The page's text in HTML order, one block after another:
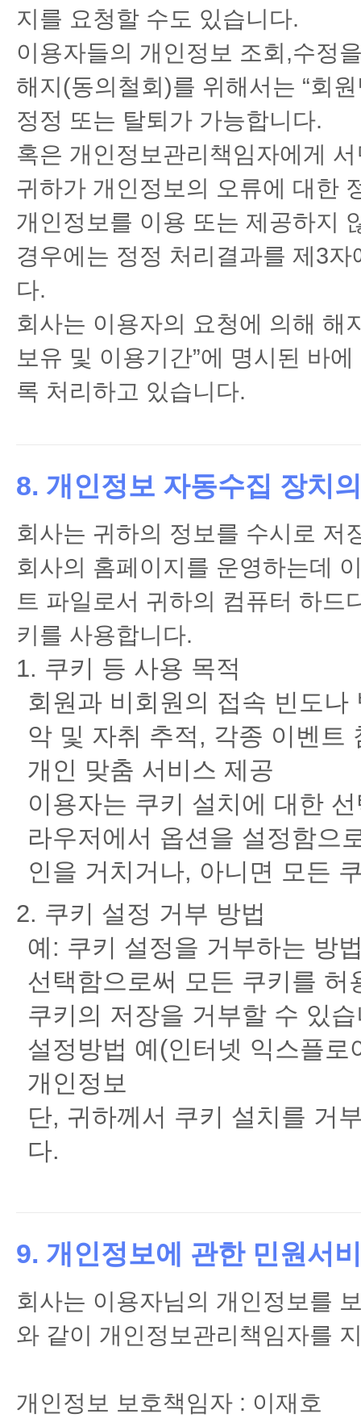
지를 요청할 수도 있습니다.
이용자들의 개인정보 조회,수정
해지(동의철회)를 위해서는 “회
정정 또는 탈퇴가 가능합니다.
혹은 개인정보관리책임자에게
귀하가 개인정보의 오류에 대한
개인정보를 이용 또는 제공하지
경우에는 정정 처리결과를 제3
다.
회사는 이용자의 요청에 의해 해
보유 및 이용기간”에 명시된 바
록 처리하고 있습니다.
8. 개인정보 자동수집 장치
회사는 귀하의 정보를 수시로 저
회사의 홈페이지를 운영하는데
트 파일로서 귀하의 컴퓨터 하드
키를 사용합니다.
1. 쿠키 등 사용 목적
회원과 비회원의 접속 빈도
악 및 자취 추적, 각종 이벤트
개인 맞춤 서비스 제공
이용자는 쿠키 설치에 대한
라우저에서 옵션을 설정함으
인을 거치거나, 아니면 모든
2. 쿠키 설정 거부 방법
예: 쿠키 설정을 거부하는 방
선택함으로써 모든 쿠키를
쿠키의 저장을 거부할 수 있
설정방법 예(인터넷 익스플
개인정보
단, 귀하께서 쿠키 설치를 거
다.
9. 개인정보에 관한 민원서
회사는 이용자님의 개인정보를
와 같이 개인정보관리책임자를
개인정보 보호책임자 : 이재호